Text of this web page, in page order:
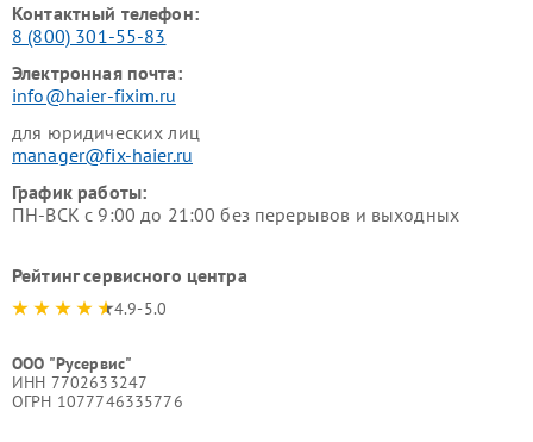
Контактный телефон:
8 (800) 301-55-83
Электронная почта:
info@haier-fixim.ru
для юридических лиц
manager@fix-haier.ru
График работы:
ПН-ВСК с 9:00 до 21:00 без перерывов и выходных
Рейтинг сервисного центра
4.9-5.0
ООО "Русервис"
ИНН 7702633247
ОГРН 1077746335776